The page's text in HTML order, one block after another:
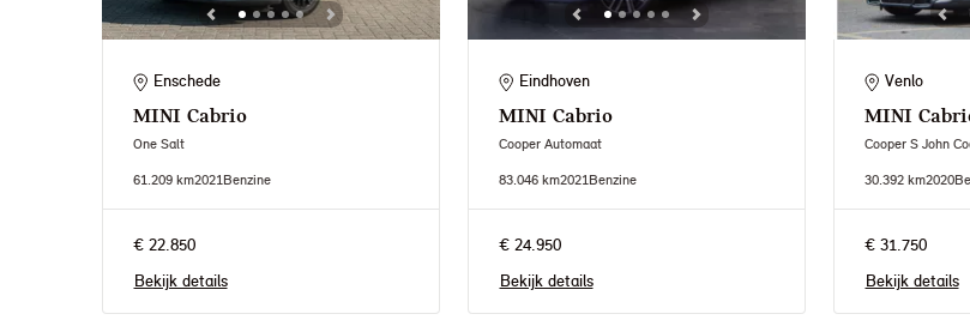
Enschede
MINI Cabrio
One Salt
61.209 km2021Benzine
€ 22.850
Bekijk details
Eindhoven
MINI Cabrio
Cooper Automaat
83.046 km2021Benzine
€ 24.950
Bekijk details
Venlo
MINI
Cooper S John
30.392 km2020
€ 31.750
Bekijk details